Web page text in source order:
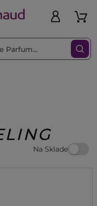
Na Sklade
Filtrovať